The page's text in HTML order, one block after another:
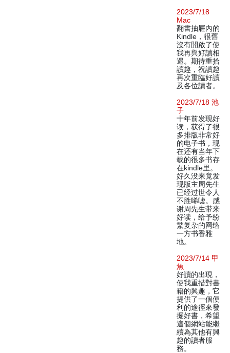
2023/7/18
Mac
翻書抽屜內的
Kindle，很舊
沒有開啟了使
我再與好讀相
遇。期待重拾
讀趣，祝讀趣
再次重臨好讀
及各位讀者。
2023/7/18 池
子
十年前发现好
读，获得了很
多排版非常好
的电子书，现
在还有当年下
载的很多书存
在kindle里。
好久没来竟发
现版主周先生
已经过世令人
不胜唏嘘。感
谢周先生带来
好读，给予纷
繁复杂的网络
一方书香雅
地。
2023/7/14 甲
魚
好讀的出現，
使我重措對書
籍的興趣，它
提供了一個便
利的途徑來發
掘好書，希望
這個網站能繼
續為其他有興
趣的讀者服
務。